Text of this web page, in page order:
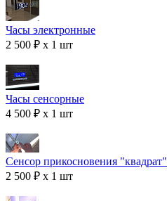
Часы электронные
2 500 ₽ x 1 шт
Часы сенсорные
4 500 ₽ x 1 шт
Сенсор прикосновения "квадрат"
2 500 ₽ x 1 шт